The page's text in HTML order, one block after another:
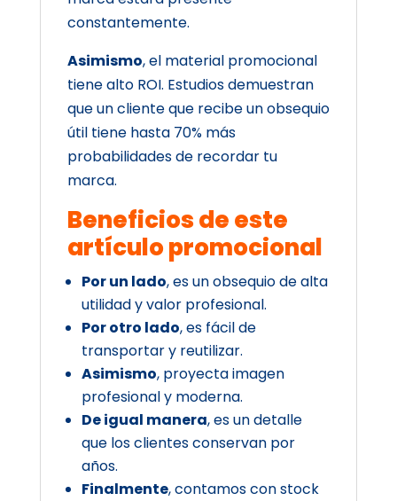
constantemente.
Asimismo, el material promocional
tiene alto ROI. Estudios demuestran
que un cliente que recibe un obsequio
útil tiene hasta 70% más
probabilidades de recordar tu
marca.
Beneficios de este
artículo promocional
Por un lado, es un obsequio de alta
utilidad y valor profesional.
Por otro lado, es fácil de
transportar y reutilizar.
Asimismo, proyecta imagen
profesional y moderna.
De igual manera, es un detalle
que los clientes conservan por
años.
Finalmente, contamos con stock